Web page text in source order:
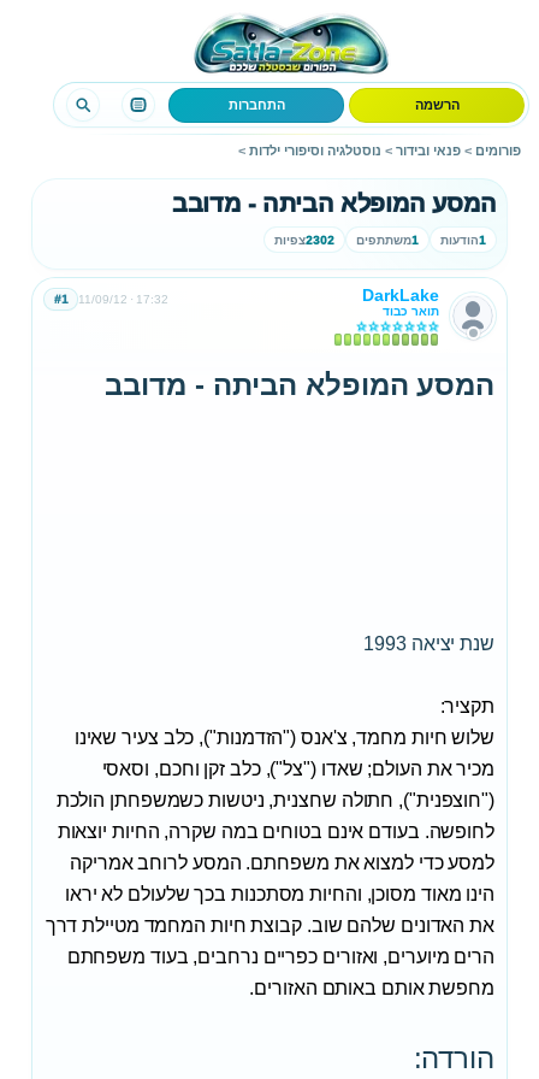
הרשמה התחברות
פורומים > פנאי ובידור > נוסטלגיה וסיפורי ילדות >
המסע המופלא הביתה - מדובב
1הודעות 1משתתפים 2302צפיות
DarkLake
תואר כבוד
11/09/12 17:32
#1
המסע המופלא הביתה - מדובב
שנת יציאה 1993
תקציר:
שלוש חיות מחמד, צ'אנס ("הזדמנות"), כלב צעיר שאינו
מכיר את העולם; שאדו ("צל"), כלב זקן וחכם, וסאסי
("חוצפנית"), חתולה שחצנית, ניטשות כשמשפחתן הולכת
לחופשה. בעודם אינם בטוחים במה שקרה, החיות יוצאות
למסע כדי למצוא את משפחתם. המסע לרוחב אמריקה
הינו מאוד מסוכן, והחיות מסתכנות בכך שלעולם לא יראו
את האדונים שלהם שוב. קבוצת חיות המחמד מטיילת דרך
הרים מיוערים, ואזורים כפריים נרחבים, בעוד משפחתם
מחפשת אותם באותם האזורים.
הורדה: